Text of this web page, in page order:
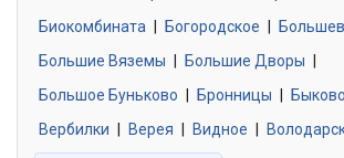
0 объявлений
Биокомбината
Богородское
Большие Вяземы
Большие Дворы
Большое Буньково
Бронницы Быково
Вербилки
Верея Видное